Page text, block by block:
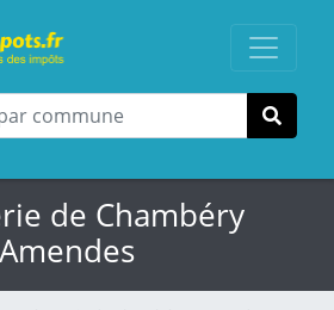
de Chambéry
Amendes